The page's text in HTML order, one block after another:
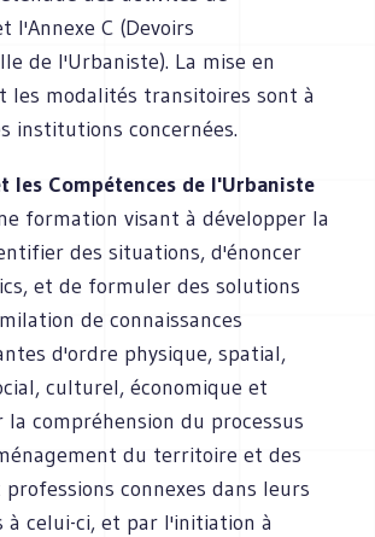
l'Annexe C (Devoirs
de l'Urbaniste). La mise en
les modalités transitoires sont à
institutions concernées.
les Compétences de l'Urbaniste
formation visant à développer la
des situations, d'énoncer
et de formuler des solutions
de connaissances
d'ordre physique, spatial,
culturel, économique et
compréhension du processus
du territoire et des
connexes dans leurs
à celui-ci, et par l'initiation à